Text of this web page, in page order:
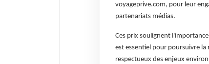
voyageprive.com, pour leur
partenariats médias.
Ces prix soulignent
est essentiel pour poursuivre
respectueux des enjeux